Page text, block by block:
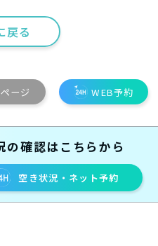
戻る
ージ WEB予約
の確認はこちらから
空き状況・ネット予約